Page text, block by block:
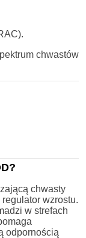
chwastów
chwasty
wzrostu.
w strefach
odpornością